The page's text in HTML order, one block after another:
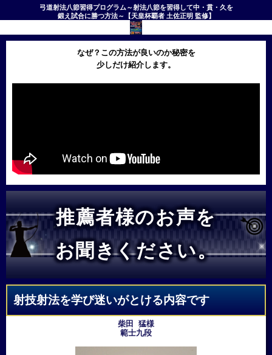
弓道射法八節習得プログラム～射法八節を習得して中・貫・久を
鍛え試合に勝つ方法～【天皇杯覇者 土佐正明 監修】
なぜ？この方法が良いのか秘密を
少しだけ紹介します。
推薦者様のお声を
お聞きください。
射技射法を学び迷いがとける内容です
柴田 猛様
範士九段